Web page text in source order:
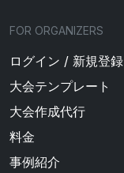
FOR ORGANIZERS
ログイン / 新規登録
大会テンプレート
大会作成代行
料金
事例紹介